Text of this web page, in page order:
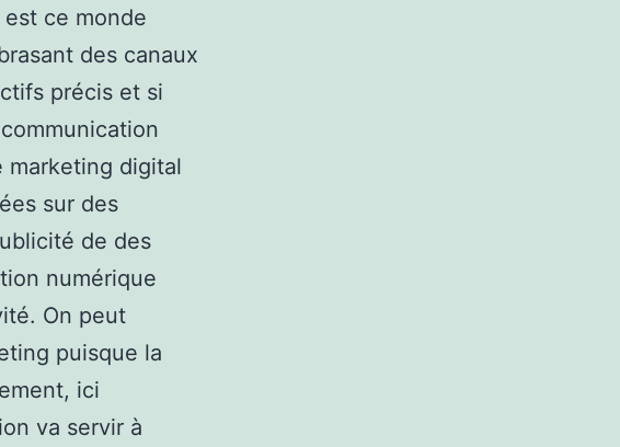
ce monde
des canaux
précis et si
digital
sur des
de des
numérique
On peut
puisque la
ici
va servir à